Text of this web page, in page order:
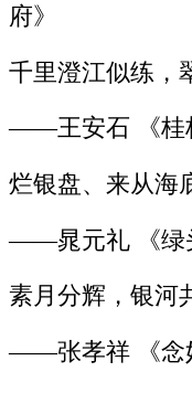
府》
千里澄江似练，
——王安石 《桂
烂银盘、来从海
——晁元礼 《绿
素月分辉，银河
——张孝祥 《念